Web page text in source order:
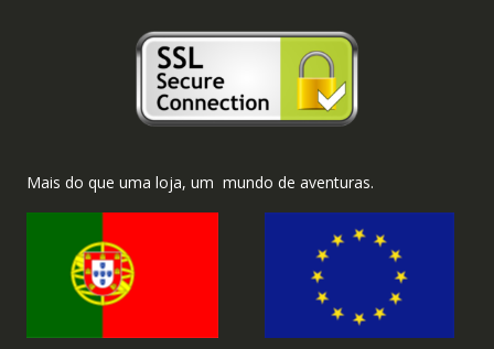
Mais do que uma loja, um mundo de aventuras.